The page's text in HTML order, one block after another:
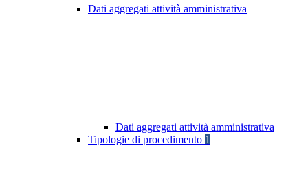
Dati aggregati attività amministrativa
Dati aggregati attività amministrativa
Tipologie di procedimento 1